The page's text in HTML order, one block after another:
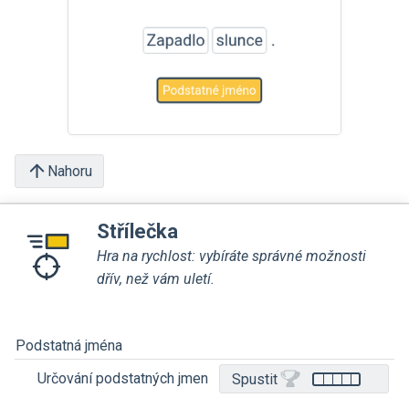
Nahoru
Střílečka
Hra na rychlost: vybíráte správné možnosti
dřív, než vám uletí.
Podstatná jména
Určování podstatných jmen
Spustit